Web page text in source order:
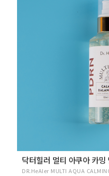
닥터힐러 멀티 아쿠아 카
DR.HeAler MULTI AQUA